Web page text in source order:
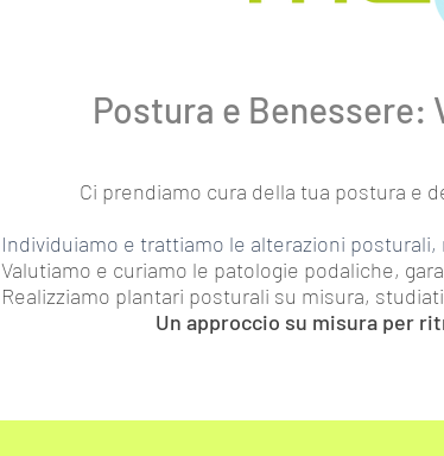
Postura e Benessere:
Ci prendiamo cura della tua postura e
Individuiamo e trattiamo le alterazioni
Valutiamo e curiamo le patologie podaliche,
Realizziamo plantari posturali su misura,
Un approccio su misura per